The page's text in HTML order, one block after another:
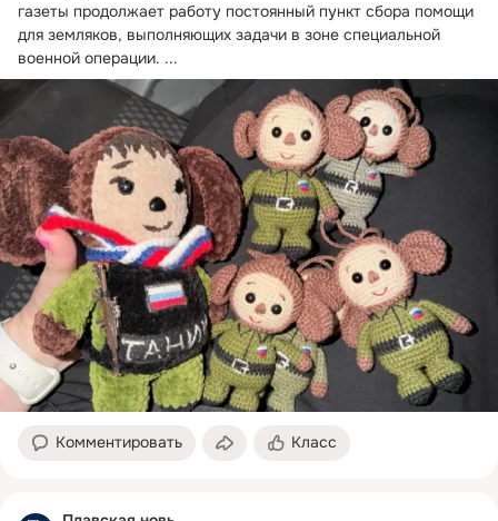
газеты продолжает работу постоянный пункт сбора помощи
для земляков, выполняющих задачи в зоне специальной
военной операции. ...
Комментировать Класс